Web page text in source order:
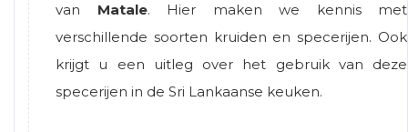
van Matale. Hier maken we kennis met
verschillende soorten kruiden en specerijen. Ook
krijgt u een uitleg over het gebruik van deze
specerijen in de Sri Lankaanse keuken.